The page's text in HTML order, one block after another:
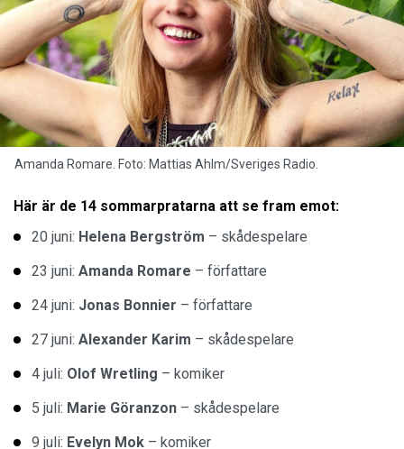
Amanda Romare. Foto: Mattias Ahlm/Sveriges Radio.
Här är de 14 sommarpratarna att se fram emot:
20 juni: Helena Bergström – skådespelare
23 juni: Amanda Romare – författare
24 juni: Jonas Bonnier – författare
27 juni: Alexander Karim – skådespelare
4 juli: Olof Wretling – komiker
5 juli: Marie Göranzon – skådespelare
9 juli: Evelyn Mok – komiker